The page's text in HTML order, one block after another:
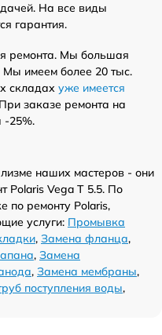
На все виды
гарантия.
ремонта. Мы большая
Мы имеем более 20 тыс.
складах уже имеется
заказе ремонта на
-25%.
наших мастеров - они
Polaris Vega T 5.5. По
по ремонту Polaris,
услуги: Промывка
, Замена фланца,
, Замена
, Замена мембраны,
поступления воды,